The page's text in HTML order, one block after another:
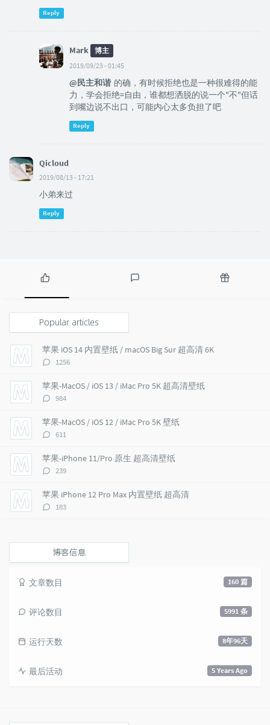
Reply
Mark
博主
2019/09/23 - 01:45
@民主和谐 的确，有时候拒绝也是一种很难得的能
力，学会拒绝=自由，谁都想洒脱的说一个"不"但话
到嘴边说不出口，可能内心太多负担了吧
Reply
Qicloud
2019/08/13 - 17:21
小弟来过
Reply
P
p
u
l
a
r
a
r
t
i
c
l
e
s
t
m
n
s
Popular articles
苹果 iOS 14 内置壁纸 / macOS Big Sur 超高清 6K
评
数：
1256
苹果-MacOS / iOS 13 / iMac Pro 5K 超高清壁纸
评
数：
984
苹果-MacOS / iOS 12 / iMac Pro 5K 壁纸
评
数：
611
苹果-iPhone 11/Pro 原生 超高清壁纸
评
数：
239
苹果 iPhone 12 Pro Max 内置壁纸 超高清
评
183
博客信息
160 篇
文章数目
5991 条
评论数目
8年96天
运行天数
5 Years Ago
最后活动